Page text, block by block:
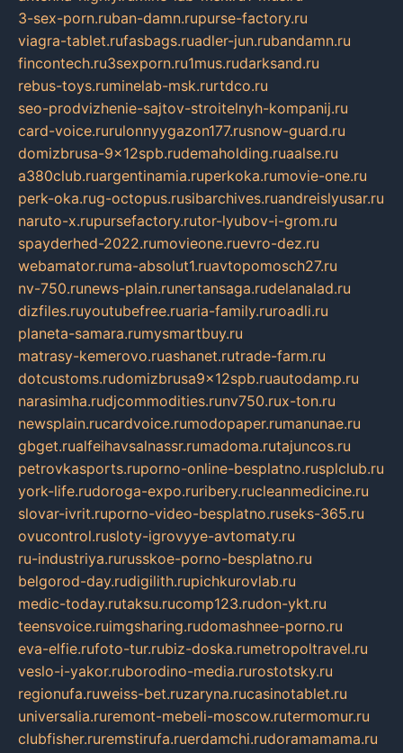
3-sex-porn.ruban-damn.rupurse-factory.ru
viagra-tablet.rufasbags.ruadler-jun.rubandamn.ru
fincontech.ru3sexporn.ru1mus.rudarksand.ru
rebus-toys.ruminelab-msk.rurtdco.ru
seo-prodvizhenie-sajtov-stroitelnyh-kompanij.ru
card-voice.rurulonnyygazon177.rusnow-guard.ru
domizbrusa-9x12spb.rudemaholding.ruaalse.ru
a380club.ruargentinamia.ruperkoka.rumovie-one.ru
perk-oka.rug-octopus.rusibarchives.ruandreislyusar.ru
naruto-x.rupursefactory.rutor-lyubov-i-grom.ru
spayderhed-2022.rumovieone.ruevro-dez.ru
webamator.ruma-absolut1.ruavtopomosch27.ru
nv-750.runews-plain.runertansaga.rudelanalad.ru
dizfiles.ruyoutubefree.ruaria-family.ruroadli.ru
planeta-samara.rumysmartbuy.ru
matrasy-kemerovo.ruashanet.rutrade-farm.ru
dotcustoms.rudomizbrusa9x12spb.ruautodamp.ru
narasimha.rudjcommodities.runv750.rux-ton.ru
newsplain.rucardvoice.rumodopaper.rumanunae.ru
gbget.rualfeihavsalnassr.rumadoma.rutajuncos.ru
petrovkasports.ruporno-online-besplatno.rusplclub.ru
york-life.rudoroga-expo.ruribery.rucleanmedicine.ru
slovar-ivrit.ruporno-video-besplatno.ruseks-365.ru
ovucontrol.rusloty-igrovyye-avtomaty.ru
ru-industriya.rurusskoe-porno-besplatno.ru
belgorod-day.rudigilith.rupichkurovlab.ru
medic-today.rutaksu.rucomp123.rudon-ykt.ru
teensvoice.ruimgsharing.rudomashnee-porno.ru
eva-elfie.rufoto-tur.rubiz-doska.rumetropoltravel.ru
veslo-i-yakor.ruborodino-media.rurostotsky.ru
regionufa.ruweiss-bet.ruzaryna.rucasinotablet.ru
universalia.ruremont-mebeli-moscow.rutermomur.ru
clubfisher.ruremstirufa.ruerdamchi.rudoramamama.ru